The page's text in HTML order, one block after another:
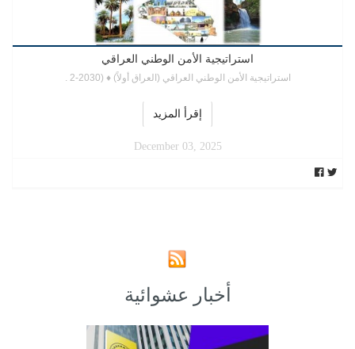
استراتيجية الأمن الوطني العراقي
استراتيجية الأمن الوطني العراقي (العراق أولاً) ♦ (2030-2 .
إقرأ المزيد
December 03, 2025
أخبار عشوائية